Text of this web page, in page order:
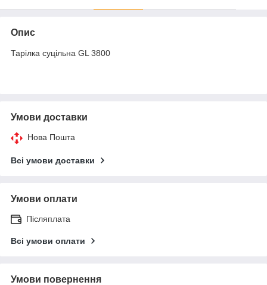
Опис
Тарілка суцільна GL 3800
Умови доставки
Нова Пошта
Всі умови доставки
Умови оплати
Післяплата
Всі умови оплати
Умови повернення